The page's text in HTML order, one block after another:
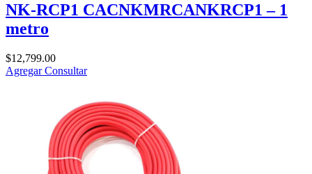
NK-RCP1 CACNKMRCANKRCP1 – 1
metro
$12,799.00
AgregarConsultar